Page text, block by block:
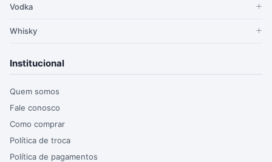
Vodka
Whisky
Institucional
Quem somos
Fale conosco
Como comprar
Política de troca
Política de pagamentos